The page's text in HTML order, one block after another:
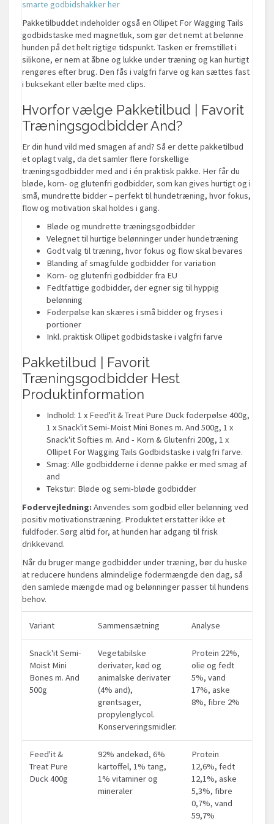
smarte godbidshakker her
Pakketilbuddet indeholder også en Ollipet For Wagging Tails
godbidstaske med magnetluk, som gør det nemt at belønne
hunden på det helt rigtige tidspunkt. Tasken er fremstillet i
silikone, er nem at åbne og lukke under træning og kan hurtigt
rengøres efter brug. Den fås i valgfri farve og kan sættes fast
i buksekant eller bælte med clips.
Hvorfor vælge Pakketilbud | Favorit
Træningsgodbidder And?
Er din hund vild med smagen af and? Så er dette pakketilbud
et oplagt valg, da det samler flere forskellige
træningsgodbidder med and i én praktisk pakke. Her får du
bløde, korn- og glutenfri godbidder, som kan gives hurtigt og i
små, mundrette bidder – perfekt til hundetræning, hvor fokus,
flow og motivation skal holdes i gang.
Bløde og mundrette træningsgodbidder
Velegnet til hurtige belønninger under hundetræning
Godt valg til træning, hvor fokus og flow skal bevares
Blanding af smagfulde godbidder for variation
Korn- og glutenfri godbidder fra EU
Fedtfattige godbidder, der egner sig til hyppig
belønning
Foderpølse kan skæres i små bidder og fryses i
portioner
Inkl. praktisk Ollipet godbidstaske i valgfri farve
Pakketilbud | Favorit
Træningsgodbidder Hest
Produktinformation
Indhold: 1 x Feed'it & Treat Pure Duck foderpølse 400g,
1 x Snack'it Semi-Moist Mini Bones m. And 500g, 1 x
Snack'it Softies m. And - Korn & Glutenfri 200g, 1 x
Ollipet For Wagging Tails Godbidstaske i valgfri farve.
Smag: Alle godbidderne i denne pakke er med smag af
and
Tekstur: Bløde og semi-bløde godbidder
Fodervejledning:Anvendes som godbid eller belønning ved
positiv motivationstræning. Produktet erstatter ikke et
fuldfoder. Sørg altid for, at hunden har adgang til frisk
drikkevand.
Når du bruger mange godbidder under træning, bør du huske
at reducere hundens almindelige fodermængde den dag, så
den samlede mængde mad og belønninger passer til hundens
behov.
Variant Sammensætning Analyse
Snack'it Semi-
Moist Mini
Bones m. And
500g
Vegetabilske
derivater, kød og
animalske derivater
(4% and),
grøntsager,
propylenglycol.
Konserveringsmidler.
Protein 22%,
olie og fedt
5%, vand
17%, aske
8%, fibre 2%
Feed'it &
Treat Pure
Duck 400g
92% andekød, 6%
kartoffel, 1% tang,
1% vitaminer og
mineraler
Protein
12,6%, fedt
12,1%, aske
5,3%, fibre
0,7%, vand
59,7%